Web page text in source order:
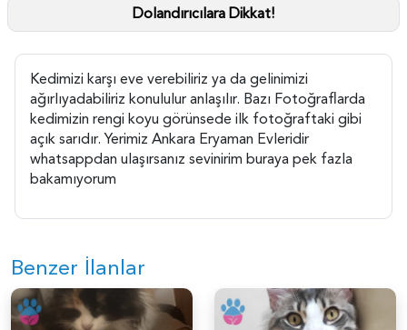
Dolandırıcılara Dikkat!
Kedimizi karşı eve verebiliriz ya da gelinimizi
ağırlıyadabiliriz konululur anlaşılır. Bazı Fotoğraflarda
kedimizin rengi koyu görünsede ilk fotoğraftaki gibi
açık sarıdır. Yerimiz Ankara Eryaman Evleridir
whatsappdan ulaşırsanız sevinirim buraya pek fazla
bakamıyorum
Benzer İlanlar